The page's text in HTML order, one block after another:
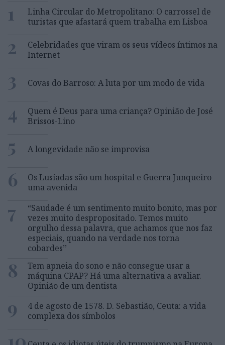
1
Linha Circular do Metropolitano: O carrossel de
turistas que afastará quem trabalha em Lisboa
2
Celebridades que viram os seus vídeos íntimos na
Internet
3 Covas do Barroso: A luta por um modo de vida
4
Quem é Deus para uma criança? Opinião de José
Brissos-Lino
5 A longevidade não se improvisa
6
Os Lusíadas são um hospital e Guerra Junqueiro
uma avenida
7
“Saudade é um sentimento muito bonito, mas por
vezes muito despropositado. Temos muito
orgulho dessa palavra, que achamos que nos faz
especiais, quando na verdade nos torna
cobardes’’
8
Tem apneia do sono e não consegue usar a
máquina CPAP? Há uma alternativa a avaliar.
Opinião de um dentista
9
4 de agosto de 1578. D. Sebastião, Ceuta: a vida
complexa dos símbolos